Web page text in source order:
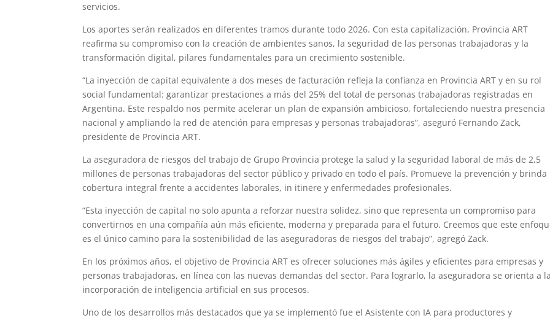
servicios.
Los aportes serán realizados en diferentes tramos durante todo 2026. Con esta capitalización, Provincia ART
reafirma su compromiso con la creación de ambientes sanos, la seguridad de las personas trabajadoras y la
transformación digital, pilares fundamentales para un crecimiento sostenible.
“La inyección de capital equivalente a dos meses de facturación refleja la confianza en Provincia ART y en su rol
social fundamental: garantizar prestaciones a más del 25% del total de personas trabajadoras registradas en
Argentina. Este respaldo nos permite acelerar un plan de expansión ambicioso, fortaleciendo nuestra presencia
nacional y ampliando la red de atención para empresas y personas trabajadoras”, aseguró Fernando Zack,
presidente de Provincia ART.
La aseguradora de riesgos del trabajo de Grupo Provincia protege la salud y la seguridad laboral de más de 2,5
millones de personas trabajadoras del sector público y privado en todo el país. Promueve la prevención y brinda
cobertura integral frente a accidentes laborales, in itinere y enfermedades profesionales.
“Esta inyección de capital no solo apunta a reforzar nuestra solidez, sino que representa un compromiso para
convertirnos en una compañía aún más eficiente, moderna y preparada para el futuro. Creemos que este
es el único camino para la sostenibilidad de las aseguradoras de riesgos del trabajo”, agregó Zack.
En los próximos años, el objetivo de Provincia ART es ofrecer soluciones más ágiles y eficientes para empresas y
personas trabajadoras, en línea con las nuevas demandas del sector. Para lograrlo, la aseguradora se orienta a
incorporación de inteligencia artificial en sus procesos.
Uno de los desarrollos más destacados que ya se implementó fue el Asistente con IA para productores y